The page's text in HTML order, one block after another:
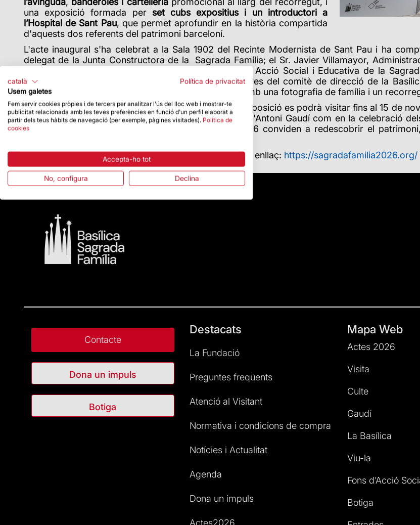
una exposició formada per set cubs expositius i un introductori a
l’Hospital de Sant Pau, que permet aprofundir en la història compartida
d'aquests dos referents del patrimoni barceloní.
L'acte inaugural s'ha celebrat a la Sala 1902 del Recinte Modernista de Sant Pau i ha
delegat de la Junta Constructora de la Sagrada Família; el Sr. Javier Villamayor,
Creu i Sant Pau i Marta Otzet, directora de Cultura, Acció Social i Educativa de la
Patronat de la Basílica de la Sagrada Família, membres del comitè de direcció de la
representants d’entitats del barri. L’acte ha finalitzat amb una fotografia de família i un
Amb entrada gratuïta i oberta a tota la ciutadania, l'exposició es podrà visitar fins al 15 de
d'actes de commemoració del centenari de la mort d'Antoni Gaudí com en la celebració
Creu i Sant Pau, dues efemèrides que durant el 2026 conviden a redescobrir el
Es pot consultar tota la programació a través d’aquest enllaç: https://sagradafamilia2026.org/
Contacte
Dona un impuls
Botiga
Destacats
La Fundació
Preguntes freqüents
Atenció al Visitant
Normativa i condicions de compra
Notícies i Actualitat
Agenda
Dona un impuls
Actes2026
Mapa Web
Actes 2026
Visita
Culte
Gaudí
La Basílica
Viu-la
Fons d’Acció
Botiga
català
Política de privacitat
Usem galetes
Fem servir cookies pròpies i de tercers per analitzar l'ús del lloc web i mostrar-te
publicitat relacionada amb les teves preferències en funció d'un perfil elaborat a
partir dels teus hàbits de navegació (per exemple, pàgines visitades). Política de
cookies
Accepta-ho tot
No, configura Declina